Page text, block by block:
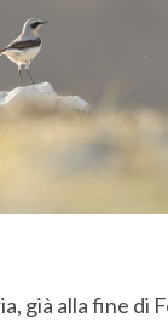
già alla fine di